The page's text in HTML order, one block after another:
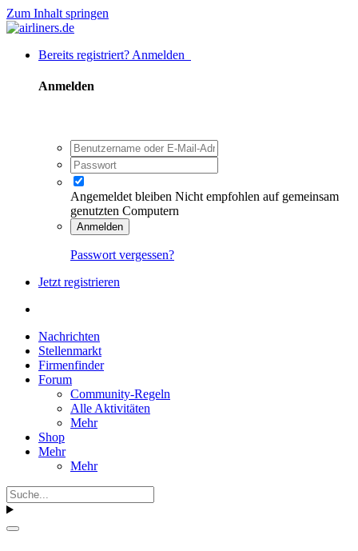
Zum Inhalt springen
Bereits registriert? Anmelden
Anmelden
Angemeldet bleiben Nicht empfohlen auf gemeinsam
genutzten Computern
Anmelden
Passwort vergessen?
Jetzt registrieren
Nachrichten
Stellenmarkt
Firmenfinder
Forum
Community-Regeln
Alle Aktivitäten
Mehr
Shop
Mehr
Mehr